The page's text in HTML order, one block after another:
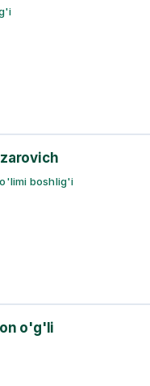
boshlig'i
o'g'li